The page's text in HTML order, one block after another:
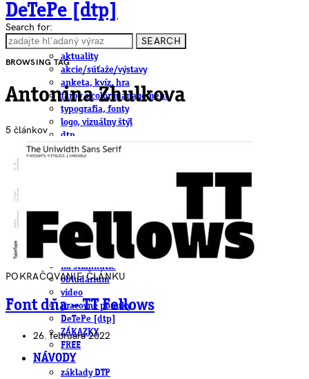
DeTePe [dtp]
ČLÁNKY
aktuality
akcie/súťaže/výstavy
anketa, kvíz, hra
farby a color management
typografia, fonty
logo, vizuálny štýl
dtp
pre-press, print
3D
hardware
software, mobilné aplikácie
na stiahnutie
obludárium
video
pracovné ponuky
DeTePe [dtp]
ZÁKAZKY
FREE
NÁVODY
základy DTP
Search for:
SEARCH
BROWSING TAG
Antonina Zhulkova
5 článkov
POKRAČOVANIE ČLÁNKU
Font dňa – TT Fellows
26. februára 2022